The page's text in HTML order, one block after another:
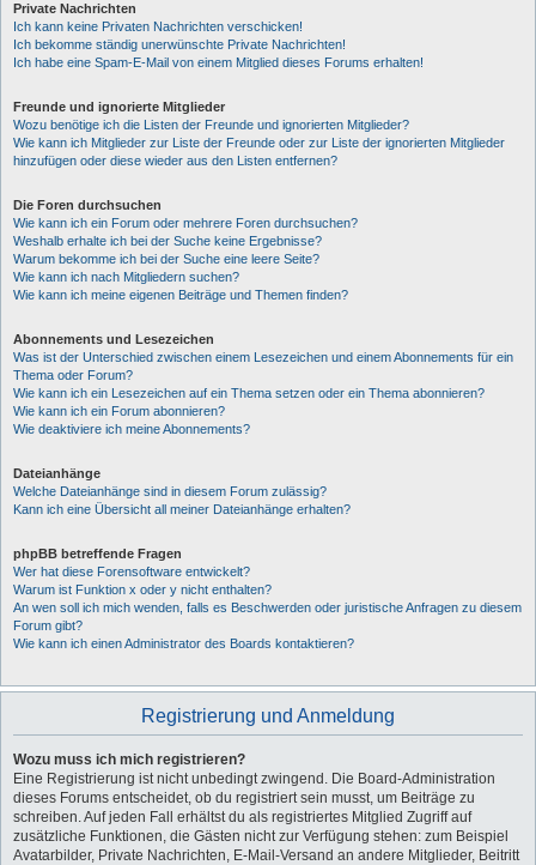
Private Nachrichten
Ich kann keine Privaten Nachrichten verschicken!
Ich bekomme ständig unerwünschte Private Nachrichten!
Ich habe eine Spam-E-Mail von einem Mitglied dieses Forums erhalten!
Freunde und ignorierte Mitglieder
Wozu benötige ich die Listen der Freunde und ignorierten Mitglieder?
Wie kann ich Mitglieder zur Liste der Freunde oder zur Liste der ignorierten Mitglieder
hinzufügen oder diese wieder aus den Listen entfernen?
Die Foren durchsuchen
Wie kann ich ein Forum oder mehrere Foren durchsuchen?
Weshalb erhalte ich bei der Suche keine Ergebnisse?
Warum bekomme ich bei der Suche eine leere Seite?
Wie kann ich nach Mitgliedern suchen?
Wie kann ich meine eigenen Beiträge und Themen finden?
Abonnements und Lesezeichen
Was ist der Unterschied zwischen einem Lesezeichen und einem Abonnements für ein
Thema oder Forum?
Wie kann ich ein Lesezeichen auf ein Thema setzen oder ein Thema abonnieren?
Wie kann ich ein Forum abonnieren?
Wie deaktiviere ich meine Abonnements?
Dateianhänge
Welche Dateianhänge sind in diesem Forum zulässig?
Kann ich eine Übersicht all meiner Dateianhänge erhalten?
phpBB betreffende Fragen
Wer hat diese Forensoftware entwickelt?
Warum ist Funktion x oder y nicht enthalten?
An wen soll ich mich wenden, falls es Beschwerden oder juristische Anfragen zu diesem
Forum gibt?
Wie kann ich einen Administrator des Boards kontaktieren?
Registrierung und Anmeldung
Wozu muss ich mich registrieren?
Eine Registrierung ist nicht unbedingt zwingend. Die Board-Administration
dieses Forums entscheidet, ob du registriert sein musst, um Beiträge zu
schreiben. Auf jeden Fall erhältst du als registriertes Mitglied Zugriff auf
zusätzliche Funktionen, die Gästen nicht zur Verfügung stehen: zum Beispiel
Avatarbilder, Private Nachrichten, E-Mail-Versand an andere Mitglieder, Beitritt